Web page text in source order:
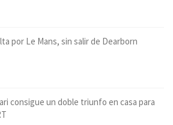
por Le Mans, sin salir de Dearborn
consigue un doble triunfo en casa para